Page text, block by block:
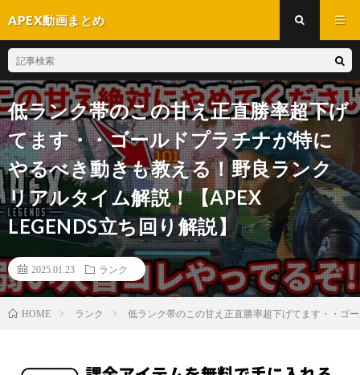
APEX動画まとめ
低ランク帯のこの甘え正直勝率超下げ
てます・・ゴールドプラチナが特に
やるべき動きも教える！野良ランク
リアルタイム解説！【APEX
LEGENDS立ち回り解説】
2025.01.23 ランク
HOME ランク 低ランク帯のこの甘え正直勝率超下げてます・・ゴ